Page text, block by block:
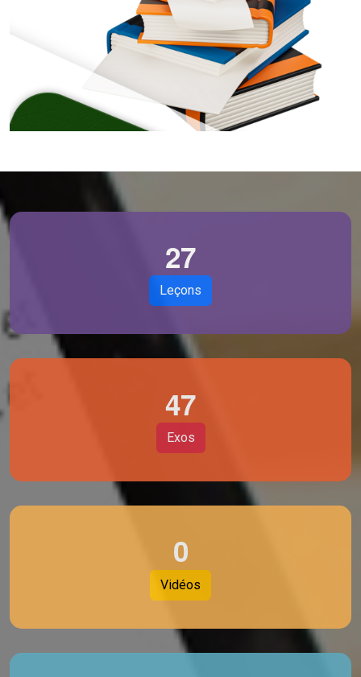
27
Leçons
47
Exos
0
Vidéos